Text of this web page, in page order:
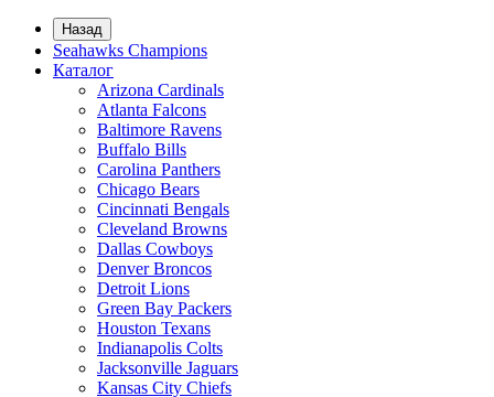
Назад
Seahawks Champions
Каталог
Arizona Cardinals
Atlanta Falcons
Baltimore Ravens
Buffalo Bills
Carolina Panthers
Chicago Bears
Cincinnati Bengals
Cleveland Browns
Dallas Cowboys
Denver Broncos
Detroit Lions
Green Bay Packers
Houston Texans
Indianapolis Colts
Jacksonville Jaguars
Kansas City Chiefs